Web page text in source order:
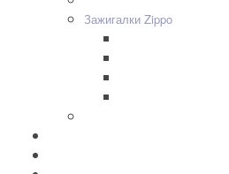
Зажигалки Zippo